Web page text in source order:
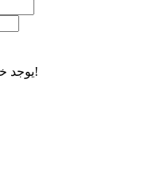
يوجد خطأ في اسم المستخدم أو كلمة المرور!